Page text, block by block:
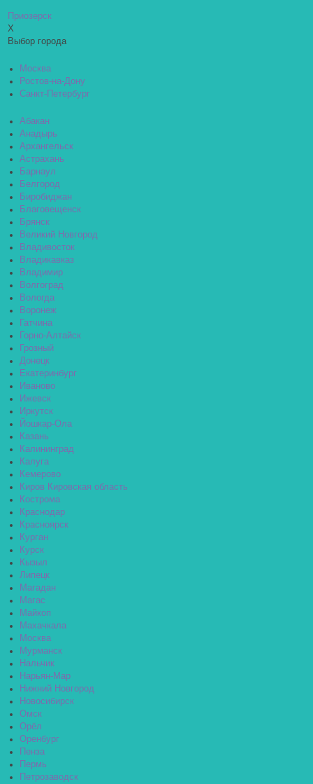
Приозерск
X
Выбор города
Москва
Ростов-на-Дону
Санкт-Петербург
Абакан
Анадырь
Архангельск
Астрахань
Барнаул
Белгород
Биробиджан
Благовещенск
Брянск
Великий Новгород
Владивосток
Владикавказ
Владимир
Волгоград
Вологда
Воронеж
Гатчина
Горно-Алтайск
Грозный
Донецк
Екатеринбург
Иваново
Ижевск
Иркутск
Йошкар-Ола
Казань
Калининград
Калуга
Кемерово
Киров Кировская область
Кострома
Краснодар
Красноярск
Курган
Курск
Кызыл
Липецк
Магадан
Магас
Майкоп
Махачкала
Москва
Мурманск
Нальчик
Нарьян-Мар
Нижний Новгород
Новосибирск
Омск
Орёл
Оренбург
Пенза
Пермь
Петрозаводск